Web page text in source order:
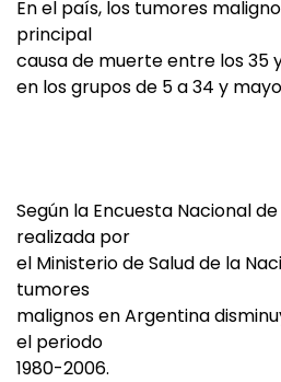
En el país, los tumores
principal
causa de muerte entre los 35
en los grupos de 5 a 34 y
Según la Encuesta Nacional
realizada por
el Ministerio de Salud de la
tumores
malignos en Argentina
el periodo
1980-2006.